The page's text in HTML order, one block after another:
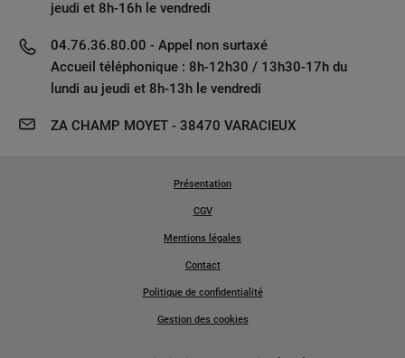
jeudi et 8h-16h le vendredi
04.76.36.80.00 - Appel non surtaxé
Accueil téléphonique : 8h-12h30 / 13h30-17h du
lundi au jeudi et 8h-13h le vendredi
ZA CHAMP MOYET - 38470 VARACIEUX
Présentation
CGV
Mentions légales
Contact
Politique de confidentialité
Gestion des cookies